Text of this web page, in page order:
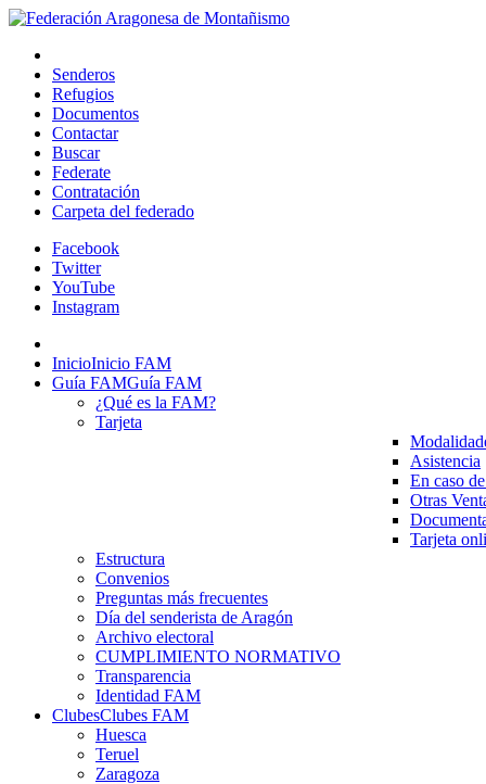
Senderos
Refugios
Documentos
Contactar
Buscar
Federate
Contratación
Carpeta del federado
Facebook
Twitter
YouTube
Instagram
InicioInicio FAM
Guía FAMGuía FAM
¿Qué es la FAM?
Tarjeta
Asistencia
En caso
Otras
Tarjeta
Estructura
Convenios
Preguntas más frecuentes
Día del senderista de Aragón
Archivo electoral
CUMPLIMIENTO NORMATIVO
Transparencia
Identidad FAM
ClubesClubes FAM
Huesca
Teruel
Zaragoza